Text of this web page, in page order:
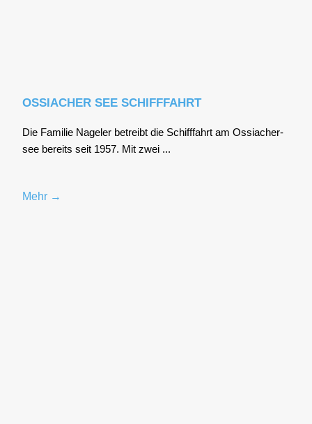
OSSIACHER SEE SCHIFFFAHRT
Die Fami­lie Nage­l­er betreibt die Schiff­fahrt am Ossia­cher­
see bereits seit 1957. Mit zwei ...
Mehr →